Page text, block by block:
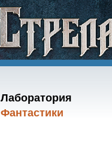
Лаборатория
Фантастики